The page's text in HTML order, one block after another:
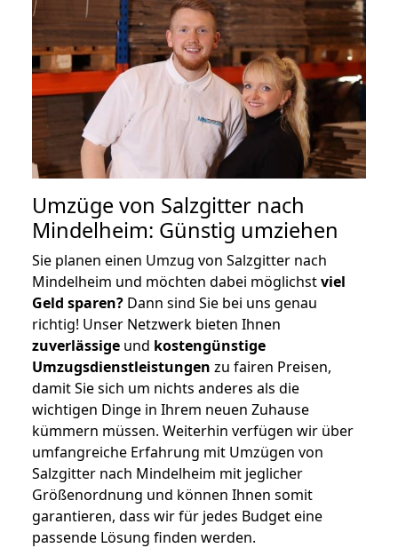
Umzüge von Salzgitter nach
Mindelheim: Günstig umziehen
Sie planen einen Umzug von Salzgitter nach
Mindelheim und möchten dabei möglichstviel
Geld sparen? Dann sind Sie bei uns genau
richtig! Unser Netzwerk bieten Ihnen
zuverlässige und kostengünstige
Umzugsdienstleistungen zu fairen Preisen,
damit Sie sich um nichts anderes als die
wichtigen Dinge in Ihrem neuen Zuhause
kümmern müssen. Weiterhin verfügen wir über
umfangreiche Erfahrung mit Umzügen von
Salzgitter nach Mindelheim mit jeglicher
Größenordnung und können Ihnen somit
garantieren, dass wir für jedes Budget eine
passende Lösung finden werden.